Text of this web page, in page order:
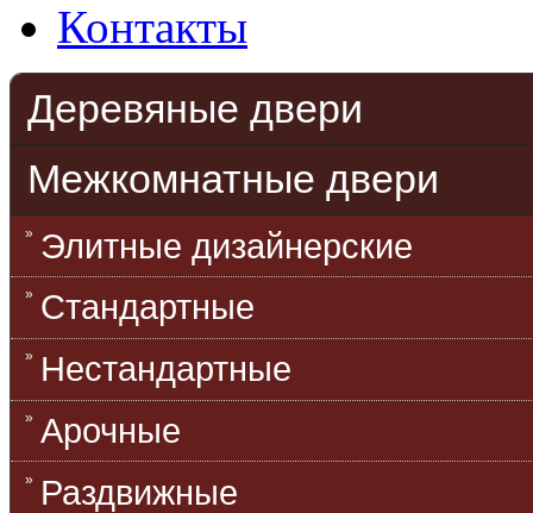
Контакты
Деревяные двери
Межкомнатные двери
Элитные дизайнерские
Стандартные
Нестандартные
Арочные
Раздвижные